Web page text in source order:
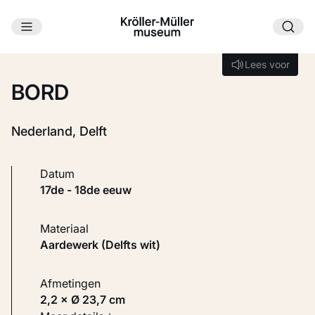
Ga naar hoofdinhoud
Lees voor
Lees voor
BORD
Nederland, Delft
Datum
17de - 18de eeuw
Materiaal
Aardewerk (Delfts wit)
Afmetingen
2,2 × Ø 23,7 cm